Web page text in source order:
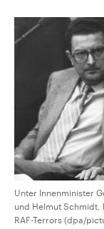
Unter Innenminister
und Helmut
RAF-Terrors (dpa/